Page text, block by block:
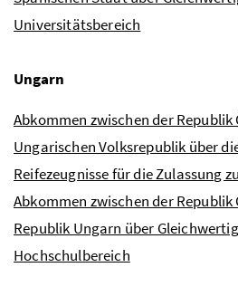
Universitätsbereich
Ungarn
Abkommen zwischen der
Ungarischen Volksrepublik über
Reifezeugnisse für die Zulassung
Abkommen zwischen der
Republik Ungarn über
Hochschulbereich